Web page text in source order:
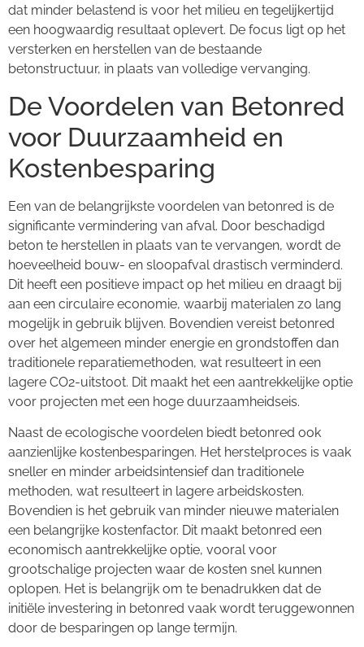
dat minder belastend is voor het milieu en tegelijkertijd
een hoogwaardig resultaat oplevert. De focus ligt op het
versterken en herstellen van de bestaande
betonstructuur, in plaats van volledige vervanging.
De Voordelen van Betonred
voor Duurzaamheid en
Kostenbesparing
Een van de belangrijkste voordelen van betonred is de
significante vermindering van afval. Door beschadigd
beton te herstellen in plaats van te vervangen, wordt de
hoeveelheid bouw- en sloopafval drastisch verminderd.
Dit heeft een positieve impact op het milieu en draagt bij
aan een circulaire economie, waarbij materialen zo lang
mogelijk in gebruik blijven. Bovendien vereist betonred
over het algemeen minder energie en grondstoffen dan
traditionele reparatiemethoden, wat resulteert in een
lagere CO2-uitstoot. Dit maakt het een aantrekkelijke optie
voor projecten met een hoge duurzaamheidseis.
Naast de ecologische voordelen biedt betonred ook
aanzienlijke kostenbesparingen. Het herstelproces is vaak
sneller en minder arbeidsintensief dan traditionele
methoden, wat resulteert in lagere arbeidskosten.
Bovendien is het gebruik van minder nieuwe materialen
een belangrijke kostenfactor. Dit maakt betonred een
economisch aantrekkelijke optie, vooral voor
grootschalige projecten waar de kosten snel kunnen
oplopen. Het is belangrijk om te benadrukken dat de
initiële investering in betonred vaak wordt teruggewonnen
door de besparingen op lange termijn.